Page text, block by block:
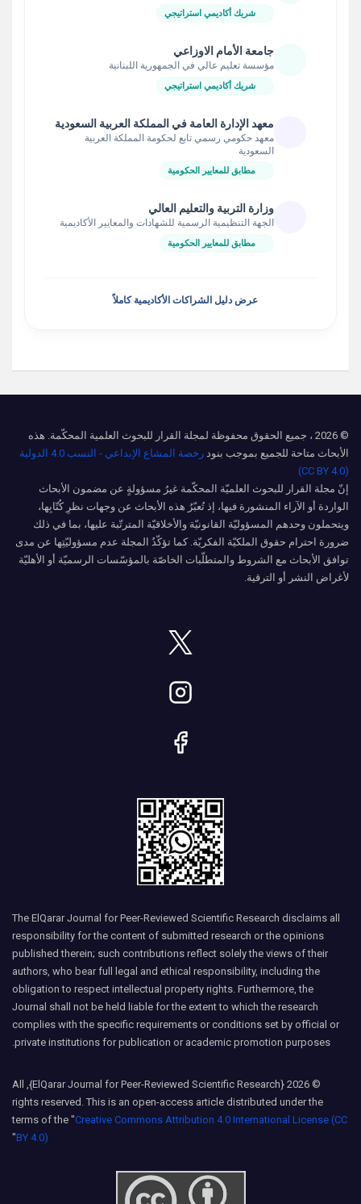
شريك أكاديمي استراتيجي
جامعة الأمام الاوزاعي
مؤسسة تعليم عالي في الجمهورية اللبنانية
شريك أكاديمي استراتيجي
معهد الإدارة العامة في المملكة العربية السعودية
معهد حكومي رسمي تابع لحكومة المملكة العربية
السعودية
مطابق للمعايير الحكومية
وزارة التربية والتعليم العالي
الجهة التنظيمية الرسمية للشهادات والمعايير الأكاديمية
مطابق للمعايير الحكومية
عرض دليل الشراكات الأكاديمية كاملاً
© 2026 ، جميع الحقوق محفوظة لمجلة القرار للبحوث العلمية المحكّمة. هذه
الأبحاث متاحة للجميع بموجب بنود
رخصة المشاع الإبداعي - النسب 4.0 الدولية
(CC BY 4.0)
إنّ مجلة القرار للبحوث العلميّة المحكّمة غيرُ مسؤولةٍ عن مضمون الأبحاث
الواردة أو الآراء المنشورة فيها، إذ تُعبّرُ هذه الأبحاث عن وجهات نظرِ كُتّابِها،
ويتحملون وحدهم المسؤوليّة القانونيّة والأخلاقيّة المترتّبة عليها، بما في ذلك
ضرورة احترام حقوق الملكيّة الفكريّة. كما تؤكّدُ المجلة عدم مسؤوليّتِها عن مدى
توافق الأبحاث مع الشروط والمتطلّبات الخاصّة بالمؤسّسات الرسميّة أو الأهليّة
لأغراض النشر أو الترقية.
The ElQarar Journal for Peer-Reviewed Scientific Research disclaims all
responsibility for the content of submitted research or the opinions
published therein; such contributions reflect solely the views of their
authors, who bear full legal and ethical responsibility, including the
obligation to respect intellectual property rights. Furthermore, the
Journal shall not be held liable for the extent to which the research
complies with the specific requirements or conditions set by official or
private institutions for publication or academic promotion purposes.
© 2026 {ElQarar Journal for Peer-Reviewed Scientific Research}, All
rights reserved. This is an open-access article distributed under the
terms of the "Creative Commons Attribution 4.0 International License (CC
BY 4.0)
"